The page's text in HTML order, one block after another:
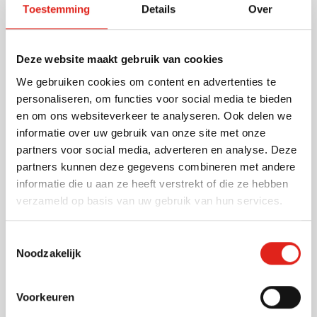
Toestemming Details Over
Deze website maakt gebruik van cookies
We gebruiken cookies om content en advertenties te
personaliseren, om functies voor social media te bieden
en om ons websiteverkeer te analyseren. Ook delen we
informatie over uw gebruik van onze site met onze
partners voor social media, adverteren en analyse. Deze
partners kunnen deze gegevens combineren met andere
informatie die u aan ze heeft verstrekt of die ze hebben
verzameld op basis van uw gebruik van hun services.
Noodzakelijk
Voorkeuren
Perfect voor de spaken van uw fiets(en). Formaat
doos / artikel: 13,5 x 13,5 cm / ø 0,5 x 7 cm. -
Lees meer
Specificaties
64420
Gewicht
30 gram
Merk
IMPRESSION
Materiaal
ABS
Afmetingen
13.3 cm x 13.3 cm x 0.8
Andere klanten kozen ook voor